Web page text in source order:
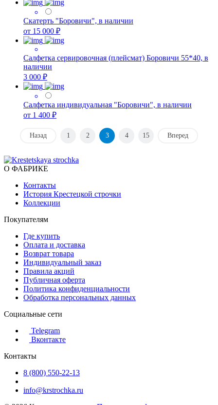
Скатерть "Боровичи", в наличии
от 15 000 ₽
Салфетка сервировочная (плейсмат) Боровичи 55*40, в
наличии
3 000 ₽
Салфетка индивидуальная "Боровичи", в наличии
от 1 400 ₽
Назад 1 2 3 4 15 Вперед
О ФАБРИКЕ
Контакты
История Крестецкой строчки
Коллекции
Покупателям
Где купить
Оплата и доставка
Возврат товара
Индивидуальный заказ
Правила акций
Публичная оферта
Политика конфиденциальности
Обработка персональных данных
Социальные сети
Telegram
Вконтакте
Контакты
8 (800) 550-22-13
info@krstrochka.ru